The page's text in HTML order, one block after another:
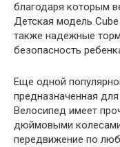
благодаря которым
Детская модель
также надежные
безопасность
Еще одной
предназначенная
Велосипед имеет
дюймовыми
передвижение по